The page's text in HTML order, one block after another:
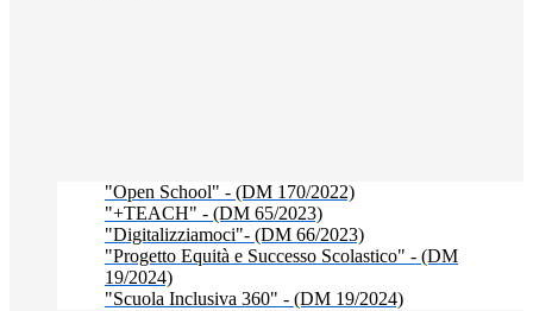
"Open School" - (DM 170/2022)
"+TEACH" - (DM 65/2023)
"Digitalizziamoci"- (DM 66/2023)
"Progetto Equità e Successo Scolastico" - (DM
19/2024)
"Scuola Inclusiva 360" - (DM 19/2024)